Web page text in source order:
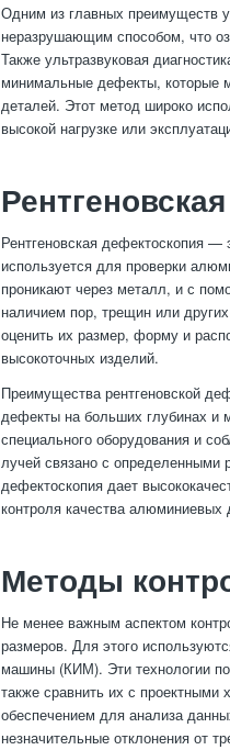
Одним из главных преимуществ
неразрушающим способом, что
Также ультразвуковая
минимальные дефекты, которые
деталей. Этот метод широко
высокой нагрузке или
Рентгеновская дефектоскопия
используется для проверки
проникают через металл, и с
наличием пор, трещин или
оценить их размер, форму и
высокоточных изделий.
Преимущества рентгеновской
дефекты на больших глубинах и
специального оборудования и
лучей связано с определенными
дефектоскопия дает
контроля качества алюминиевых
Методы
Не менее важным аспектом
размеров. Для этого
машины (КИМ). Эти технологии
также сравнить их с проектными
обеспечением для анализа
незначительные отклонения от